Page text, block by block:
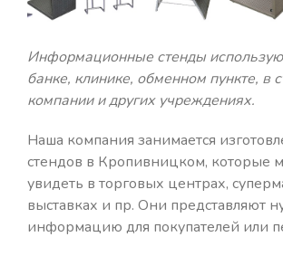
Информационные стенды
банке, клинике, обменном пункте, в
компании и других учреждениях.
Наша компания занимается
стендов в Кропивницком, которые
увидеть в торговых центрах,
выставках и пр. Они представляют
информацию для покупателей или